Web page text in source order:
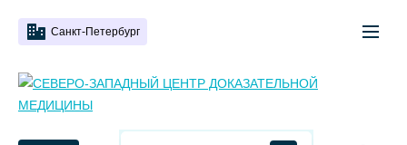
Санкт-Петербург